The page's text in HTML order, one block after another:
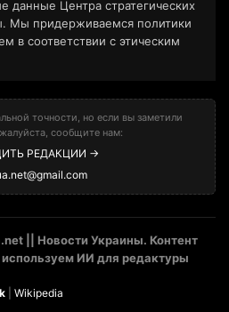
данные Центра стратегических
Мы придерживаемся политики
в соответствии с этическим
точности, но если вы заметили
сообщите нам:
РЕДАКЦИИ →
|| Новости Украины. Контент
ИИ для редактуры
Wikipedia